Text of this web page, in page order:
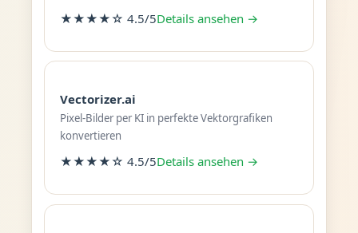
★★★★☆ 4.5/5Details ansehen →
Vectorizer.ai
Pixel-Bilder per KI in perfekte Vektorgrafiken
konvertieren
★★★★☆ 4.5/5Details ansehen →